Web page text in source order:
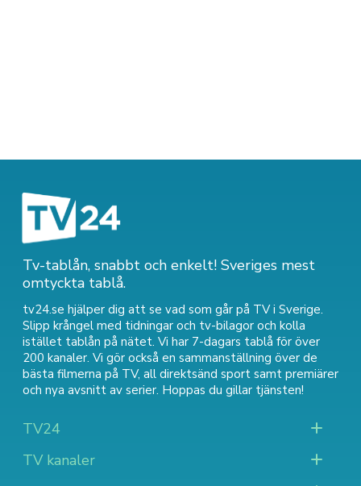
Tv-tablån, snabbt och enkelt! Sveriges mest
omtyckta tablå.
tv24.se hjälper dig att se vad som går på TV i Sverige.
Slipp krångel med tidningar och tv-bilagor och kolla
istället tablån på nätet. Vi har 7-dagars tablå för över
200 kanaler. Vi gör också en sammanställning över de
bästa filmerna på TV, all direktsänd sport samt premiärer
och nya avsnitt av serier. Hoppas du gillar tjänsten!
TV24
TV kanaler